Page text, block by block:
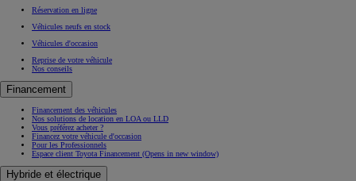
Réservation en ligne
Véhicules neufs en stock
Véhicules d'occasion
Reprise de votre véhicule
Nos conseils
Financement
Financement des véhicules
Nos solutions de location en LOA ou LLD
Vous préférez acheter ?
Financez votre véhicule d'occasion
Pour les Professionnels
Espace client Toyota Financement (Opens in new window)
Hybride et électrique